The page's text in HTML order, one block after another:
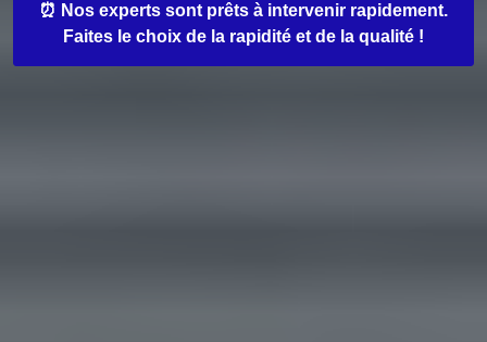
⏰ Nos experts sont prêts à intervenir rapidement.
Faites le choix de la rapidité et de la qualité !